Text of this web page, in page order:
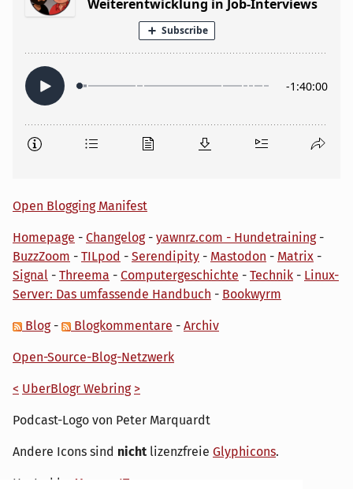
Open Blogging Manifest
Homepage - Changelog- yawnrz.com - Hundetraining-
BuzzZoom - TILpod - Serendipity - Mastodon - Matrix -
Signal - Threema - Computergeschichte - Technik - Linux-
Server: Das umfassende Handbuch - Bookwyrm
Blog- Blogkommentare - Archiv
Open-Source-Blog-Netzwerk
< UberBlogr Webring >
Podcast-Logo von Peter Marquardt
Andere Icons sind nicht lizenzfreie Glyphicons.
Hosted by My own IT.